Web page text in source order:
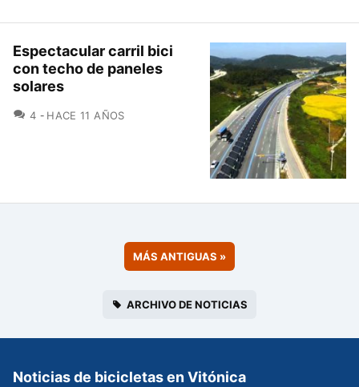
Espectacular carril bici
con techo de paneles
solares
4 COMENTARIOS
HACE 11 AÑOS
MÁS ANTIGUAS »
ARCHIVO DE NOTICIAS
Noticias de bicicletas en Vitónica